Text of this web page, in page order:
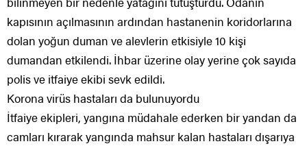
kapısının açılmasının ardından hastanenin koridorlarına
dolan yoğun duman ve alevlerin etkisiyle 10 kişi
dumandan etkilendi. İhbar üzerine olay yerine çok sayıda
polis ve itfaiye ekibi sevk edildi.
Korona virüs hastaları da bulunuyordu
İtfaiye ekipleri, yangına müdahale ederken bir yandan da
camları kırarak yangında mahsur kalan hastaları dışarıya